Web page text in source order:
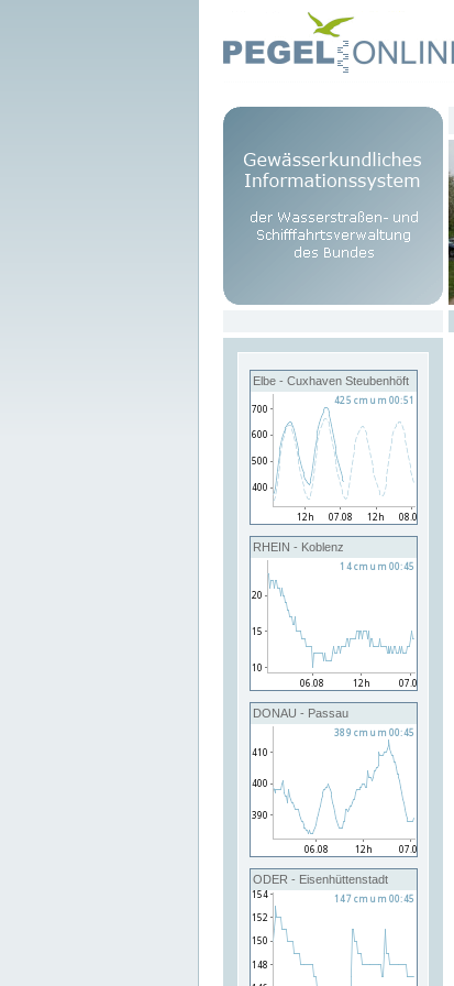
Elbe - Cuxhaven Steubenhöft
RHEIN - Koblenz
DONAU - Passau
ODER - Eisenhüttenstadt